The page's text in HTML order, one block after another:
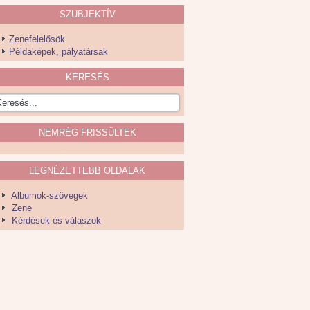
SZUBJEKTÍV
Zenefelelősök
Példaképek, pályatársak
KERESÉS
NEMRÉG FRISSÜLTEK
LEGNÉZETTEBB OLDALAK
Albumok-szövegek
Zene
Kérdések és válaszok